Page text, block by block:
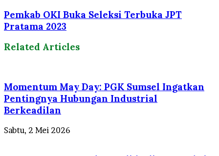
Pemkab OKI Buka Seleksi Terbuka JPT
Pratama 2023
Related Articles
Momentum May Day: PGK Sumsel Ingatkan
Pentingnya Hubungan Industrial
Berkeadilan
Sabtu, 2 Mei 2026